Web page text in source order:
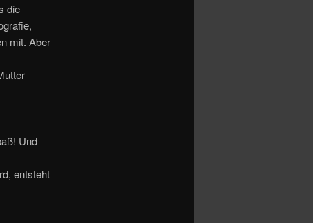
die
mit. Aber
Und
entsteht